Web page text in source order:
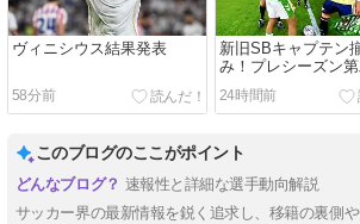
ヴィニシウス結果発表
58分前
新旧SBキャプテン
み！プレシーズン
ジェリンダービー
24時間前
このブログのここがポイント
速報性と詳細な選手動向解説
サッカー界の最新情報を鋭く追求し、移籍の裏側